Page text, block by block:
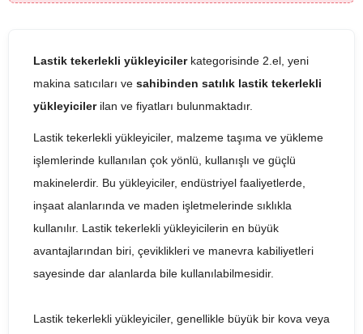
Lastik tekerlekli yükleyicilerkategorisinde 2.el, yeni
makina satıcıları ve sahibinden satılık lastik tekerlekli
yükleyiciler ilan ve fiyatları bulunmaktadır.
Lastik tekerlekli yükleyiciler, malzeme taşıma ve yükleme
işlemlerinde kullanılan çok yönlü, kullanışlı ve güçlü
makinelerdir. Bu yükleyiciler, endüstriyel faaliyetlerde,
inşaat alanlarında ve maden işletmelerinde sıklıkla
kullanılır. Lastik tekerlekli yükleyicilerin en büyük
avantajlarından biri, çeviklikleri ve manevra kabiliyetleri
sayesinde dar alanlarda bile kullanılabilmesidir.
Lastik tekerlekli yükleyiciler, genellikle büyük bir kova veya